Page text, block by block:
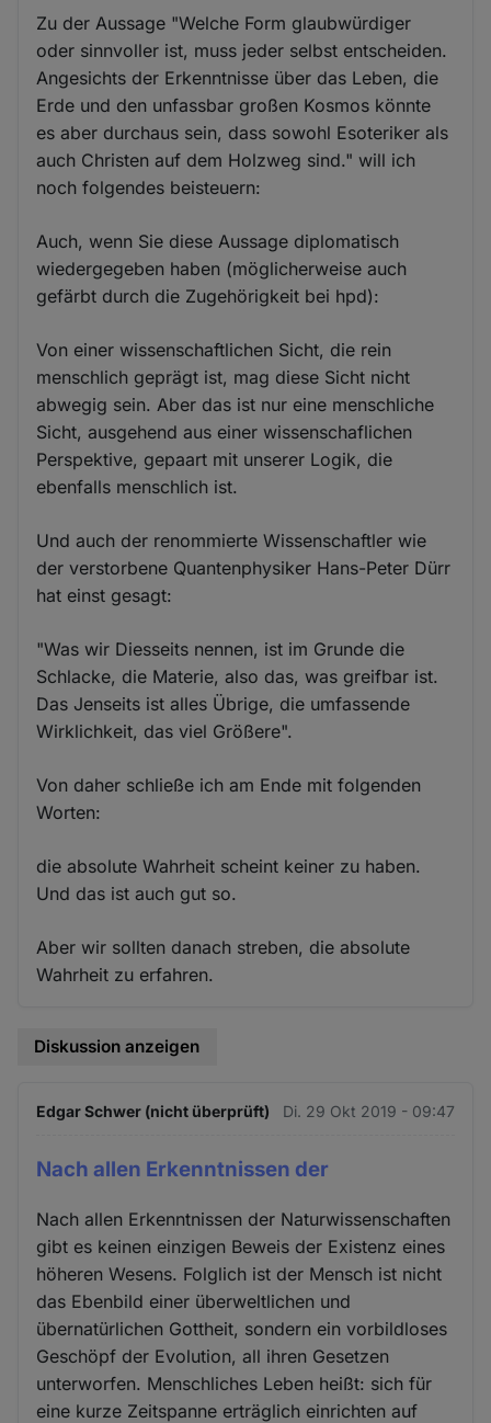
Zu der Aussage "Welche Form glaubwürdiger
oder sinnvoller ist, muss jeder selbst entscheiden.
Angesichts der Erkenntnisse über das Leben, die
Erde und den unfassbar großen Kosmos könnte
es aber durchaus sein, dass sowohl Esoteriker als
auch Christen auf dem Holzweg sind." will ich
noch folgendes beisteuern:
Auch, wenn Sie diese Aussage diplomatisch
wiedergegeben haben (möglicherweise auch
gefärbt durch die Zugehörigkeit bei hpd):
Von einer wissenschaftlichen Sicht, die rein
menschlich geprägt ist, mag diese Sicht nicht
abwegig sein. Aber das ist nur eine menschliche
Sicht, ausgehend aus einer wissenschaflichen
Perspektive, gepaart mit unserer Logik, die
ebenfalls menschlich ist.
Und auch der renommierte Wissenschaftler wie
der verstorbene Quantenphysiker Hans-Peter Dürr
hat einst gesagt:
"Was wir Diesseits nennen, ist im Grunde die
Schlacke, die Materie, also das, was greifbar ist.
Das Jenseits ist alles Übrige, die umfassende
Wirklichkeit, das viel Größere".
Von daher schließe ich am Ende mit folgenden
Worten:
die absolute Wahrheit scheint keiner zu haben.
Und das ist auch gut so.
Aber wir sollten danach streben, die absolute
Wahrheit zu erfahren.
Diskussion anzeigen
Edgar Schwer (nicht überprüft) Di. 29 Okt 2019 - 09:47
Nach allen Erkenntnissen der
Nach allen Erkenntnissen der Naturwissenschaften
gibt es keinen einzigen Beweis der Existenz eines
höheren Wesens. Folglich ist der Mensch ist nicht
das Ebenbild einer überweltlichen und
übernatürlichen Gottheit, sondern ein vorbildloses
Geschöpf der Evolution, all ihren Gesetzen
unterworfen. Menschliches Leben heißt: sich für
eine kurze Zeitspanne erträglich einrichten auf